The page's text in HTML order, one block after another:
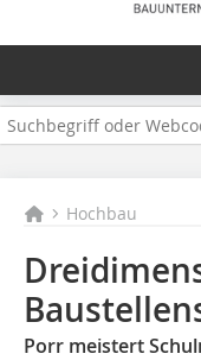
Hochbau
Porr meistert